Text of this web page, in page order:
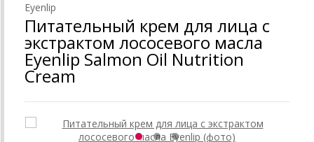
Eyenlip
Питательный крем для лица с
экстрактом лососевого масла
Eyenlip Salmon Oil Nutrition
Cream